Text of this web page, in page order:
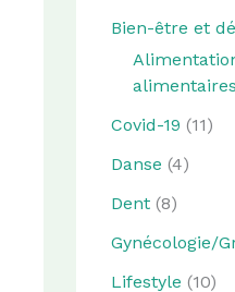
Bien-être et
alimentaires
Covid-19 (11)
Danse (4)
Dent (8)
Gynécologie/
Lifestyle (10)